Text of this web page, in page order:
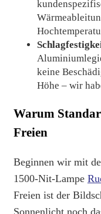
keine
Höhe – wir
Warum
Freien
Beginnen wir mit
1500-Nit-Lampe
Freien ist der